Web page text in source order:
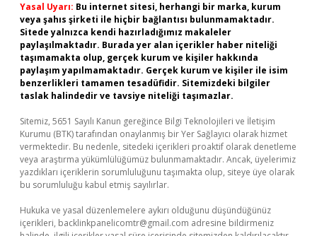
Yasal Uyarı: Bu internet sitesi, herhangi bir marka, kurum
veya şahıs şirketi ile hiçbir bağlantısı bulunmamaktadır.
Sitede yalnızca kendi hazırladığımız makaleler
paylaşılmaktadır. Burada yer alan içerikler haber niteliği
taşımamakta olup, gerçek kurum ve kişiler hakkında
paylaşım yapılmamaktadır. Gerçek kurum ve kişiler ile isim
benzerlikleri tamamen tesadüfidir. Sitemizdeki bilgiler
taslak halindedir ve tavsiye niteliği taşımazlar.
Sitemiz, 5651 Sayılı Kanun gereğince Bilgi Teknolojileri ve İletişim
Kurumu (BTK) tarafından onaylanmış bir Yer Sağlayıcı olarak hizmet
vermektedir. Bu nedenle, sitedeki içerikleri proaktif olarak denetleme
veya araştırma yükümlülüğümüz bulunmamaktadır. Ancak, üyelerimiz
yazdıkları içeriklerin sorumluluğunu taşımakta olup, siteye üye olarak
bu sorumluluğu kabul etmiş sayılırlar.
Hukuka ve yasal düzenlemelere aykırı olduğunu düşündüğünüz
içerikleri, backlinkpanelicomtr@gmail.com adresine bildirmeniz